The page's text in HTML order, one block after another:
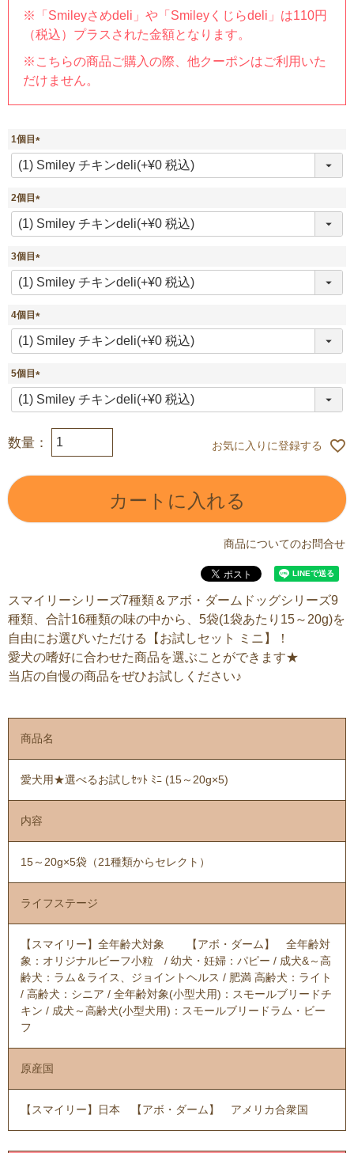
※「Smileyさめdeli」や「Smileyくじらdeli」は110円
（税込）プラスされた金額となります。
※こちらの商品ご購入の際、他クーポンはご利用いた
だけません。
1個目
(
必
)
2個目
(
必
)
3個目
(
必
)
4個目
(
必
)
5個目
(
必
お気に入りに登録する
カートに入れる
商品についてのお問合せ
スマイリーシリーズ7種類＆アボ・ダームドッグシリーズ9
種類、合計16種類の味の中から、5袋(1袋あたり15～20g)を
自由にお選びいただける【お試しセット ミニ】！
愛犬の嗜好に合わせた商品を選ぶことができます★
当店の自慢の商品をぜひお試しください♪
商品名
愛犬用★選べるお試しｾｯﾄ ﾐﾆ (15～20g×5)
内容
15～20g×5袋（21種類からセレクト）
ライフステージ
【スマイリー】全年齢犬対象 【アボ・ダーム】 全年齢対
象：オリジナルビーフ小粒 / 幼犬・妊婦：パピー / 成犬&～高
齢犬：ラム＆ライス、ジョイントヘルス / 肥満 高齢犬：ライト
/ 高齢犬：シニア / 全年齢対象(小型犬用)：スモールブリードチ
キン / 成犬～高齢犬(小型犬用)：スモールブリードラム・ビー
フ
原産国
【スマイリー】日本 【アボ・ダーム】 アメリカ合衆国